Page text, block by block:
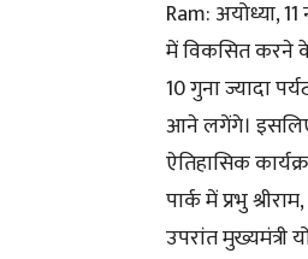
Ram: अयोध्या,
में विकसित करने
10 गुना ज्यादा
आने लगेंगे।
ऐतिहासिक
पार्क में प्रभु
उपरांत मुख्यमंत्री